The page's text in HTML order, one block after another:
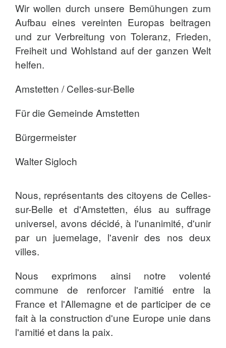
Wir wollen durch unsere Bemühungen zum
Aufbau eines vereinten Europas beitragen
und zur Verbreitung von Toleranz, Frieden,
Freiheit und Wohlstand auf der ganzen Welt
helfen.
Amstetten / Celles-sur-Belle
Für die Gemeinde Amstetten
Bürgermeister
Walter Sigloch
Nous, représentants des citoyens de Celles-
sur-Belle et d'Amstetten, élus au suffrage
universel, avons décidé, à l'unanimité, d'unir
par un juemelage, l'avenir des nos deux
villes.
Nous exprimons ainsi notre volenté
commune de renforcer l'amitié entre la
France et l'Allemagne et de participer de ce
fait à la construction d'une Europe unie dans
l'amitié et dans la paix.